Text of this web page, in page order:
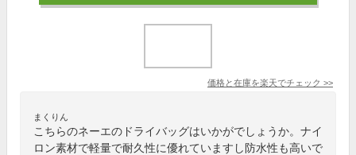
価格と在庫を楽天でチェック >>
まくりん
こちらのネーエのドライバッグはいかがでしょうか。ナイ
ロン素材で軽量で耐久性に優れていますし防水性も高いで